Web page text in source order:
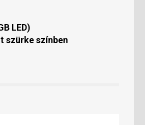
LED)
szürke színben